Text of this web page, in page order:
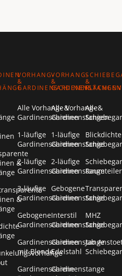
&
&
VORHANG-
&
GARDINENSCHIENEN
Alle Vorhang- &
Gardinenschienen
1-läufige
Gardinenschienen
2-läufige
Gardinenschienen
3-läufige
Gardinenschienen
Gebogene
Gardinenschienen
Gardinenschienen
mit Blende
Gardinenschiene
VORHANG-
&
GARDINENSTANGEN
Alle Vorhang- &
Gardinenstangen
1-läufige
Gardinenstange
2-läufige
Gardinenstange
Gebogene
Gardinenstange
Interstil
Gardinenstange
Gardinenstange
Edelstahl
Gardinenstange
&
Alle
Blickdichte
Raumteiler
MHZ
Jab